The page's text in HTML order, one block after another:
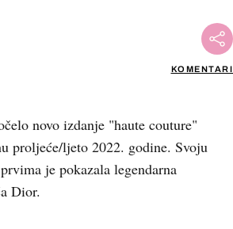
KOMENTARI
novo izdanje "haute couture"
proljeće/ljeto 2022. godine. Svoju
je pokazala legendarna
Dior.